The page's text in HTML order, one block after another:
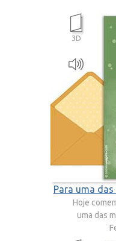
Para uma
Hoje
uma das
3D